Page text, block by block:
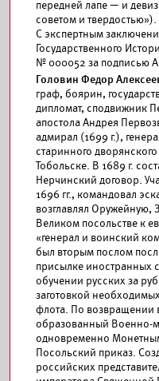
передней лапе — и
советом и твердостью»).
С экспертным
Государственного
№ 000052 за подписью
Головин Федор
граф, боярин,
дипломат, сподвижник
апостола Андрея
адмирал (1699 г.),
старинного
Тобольске. В 1689 г.
Нерчинский договор.
1696 гг., командовал
возглавлял Оружейную,
Великом посольстве к
«генерал и воинский
был вторым послом
присылке иностранных
обучении русских за
заготовкой
флота. По возвращении
образованный Военно-
одновременно
Посольский приказ.
российских